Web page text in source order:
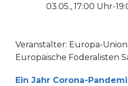
03.05., 17:00 Uhr-
Veranstalter: Europa-
Europäische Föderalisten
Ein Jahr Corona-